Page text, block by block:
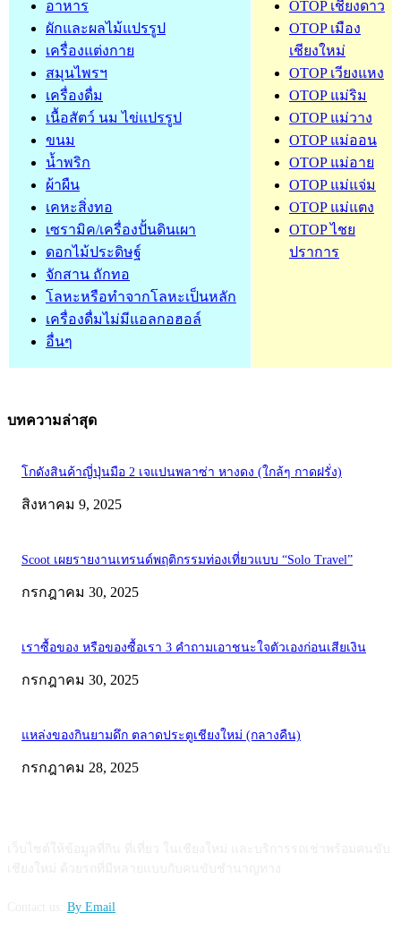
OTOP เชียงดาว
OTOP เมือง
เชียงใหม่
OTOP เวียงแหง
OTOP แม่ริม
OTOP แม่วาง
OTOP แม่ออน
OTOP แม่อาย
OTOP แม่แจ่ม
OTOP แม่แตง
OTOP ไชย
ปราการ
อาหาร
ผักและผลไม้แปรรูป
เครื่องแต่งกาย
สมุนไพรฯ
เครื่องดื่ม
เนื้อสัตว์ นม ไข่แปรรูป
ขนม
น้ำพริก
ผ้าผืน
เคหะสิ่งทอ
เซรามิค/เครื่องปั้นดินเผา
ดอกไม้ประดิษฐ์
จักสาน ถักทอ
โลหะหรือทำจากโลหะเป็นหลัก
เครื่องดื่มไม่มีแอลกอฮอล์
อื่นๆ
บทความล่าสุด
โกดังสินค้าญี่ปุ่นมือ 2 เจแปนพลาซ่า หางดง (ใกล้ๆ กาดฝรั่ง)
สิงหาคม 9, 2025
Scoot เผยรายงานเทรนด์พฤติกรรมท่องเที่ยวแบบ “Solo Travel”
กรกฎาคม 30, 2025
เราซื้อของ หรือของซื้อเรา 3 คำถามเอาชนะใจตัวเองก่อนเสียเงิน
กรกฎาคม 30, 2025
แหล่งของกินยามดึก ตลาดประตูเชียงใหม่ (กลางคืน)
กรกฎาคม 28, 2025
By Email